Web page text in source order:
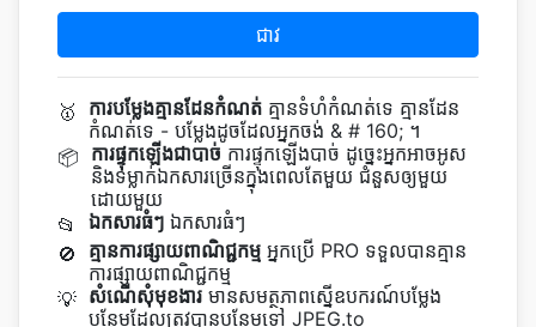
ជាវ
🥇 ការបម្លែងគ្មានដែនកំណត់ គ្មាន​ទំហំ​កំណត់​ទេ គ្មាន​ដែន​
កំណត់​ទេ - បម្លែង​ដូច​ដែល​អ្នក​ចង់ & # 160; ។
📦 ការផ្ទុកឡើងជាបាច់ ការ​ផ្ទុក​ឡើង​បាច់ ដូច្នេះ​អ្នក​អាច​អូស
និង​ទម្លាក់​ឯកសារ​ច្រើន​ក្នុង​ពេល​តែ​មួយ ជំនួស​ឲ្យ​មួយ​
ដោយ​មួយ
📂
ឯកសារធំៗ ឯកសារធំៗ
🚫
គ្មានការផ្សាយពាណិជ្ជកម្ម អ្នកប្រើ PRO ទទួលបានគ្មាន
ការផ្សាយពាណិជ្ជកម្ម
💡 សំណើសុំមុខងារ មាន​សមត្ថភាព​ស្នើ​ឧបករណ៍​បម្លែង​
បន្ថែម​ដែល​ត្រូវ​បាន​បន្ថែម​ទៅ JPEG.to